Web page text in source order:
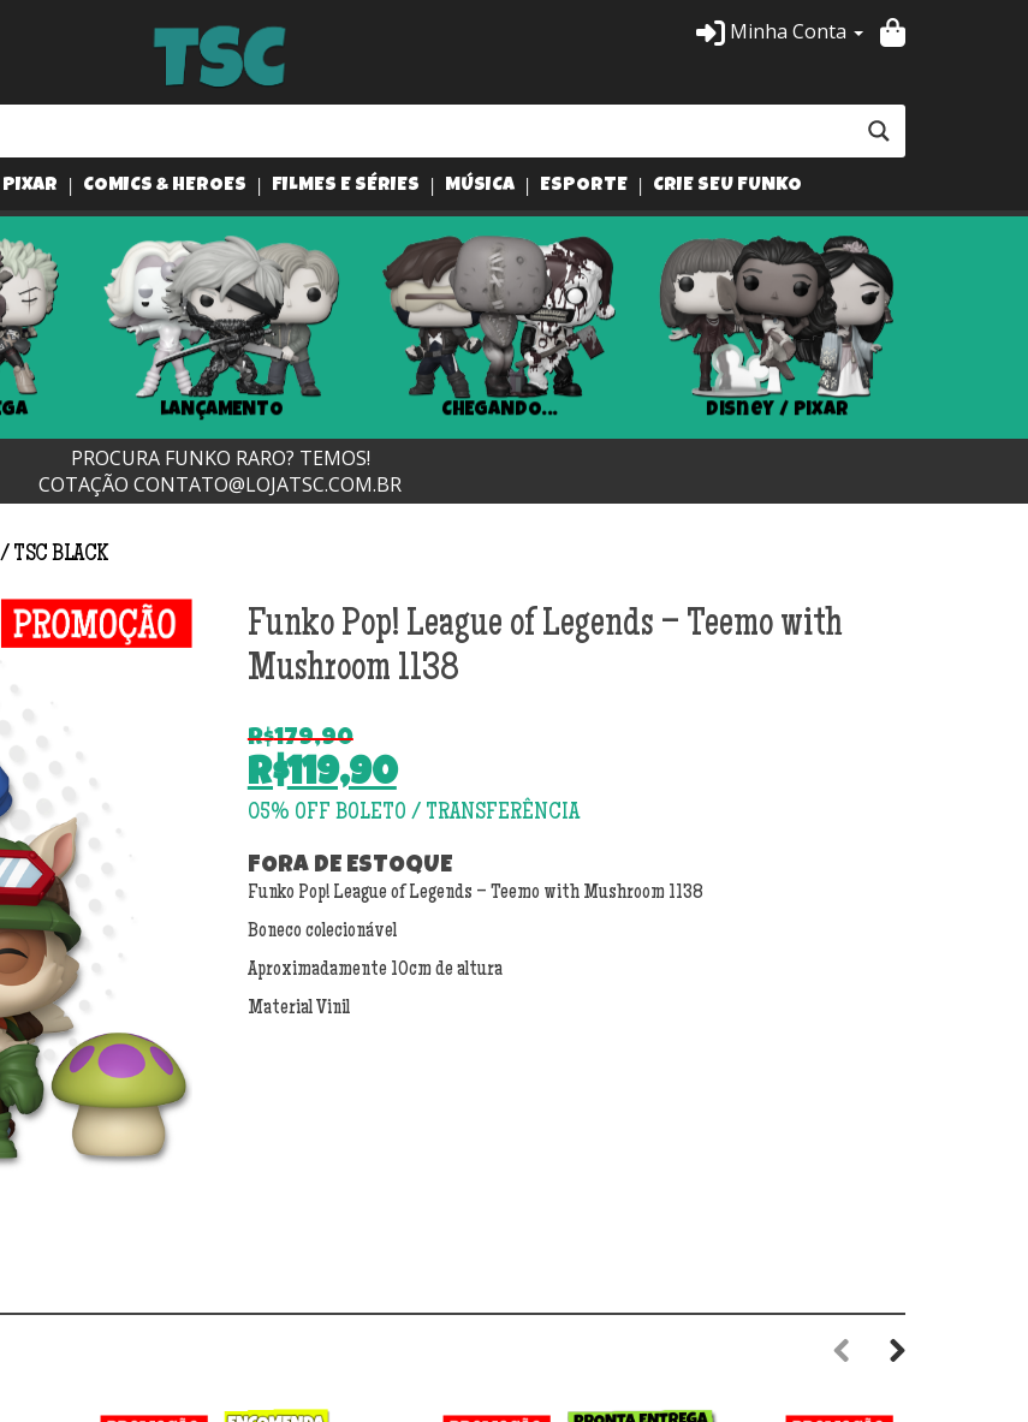
Minha Conta
COMICS & HEROES FILMES E SÉRIES MÚSICA ESPORTE CRIE SEU FUNKO
LANÇAMENTO CHEGANDO... Disney / Pixar
PROCURA FUNKO RARO? TEMOS!
COTAÇÃO CONTATO@LOJATSC.COM.BR
TSC BLACK
Funko Pop! League of Legends – Teemo with
Mushroom 1138
R$179,90
O
preço
original
era:
R$179,90.
R$119,90
O
atual
é:
R$119,90.
FORA DE ESTOQUE
Funko Pop! League of Legends – Teemo with Mushroom 1138
Boneco colecionável
Aproximadamente 10cm de altura
Material Vinil